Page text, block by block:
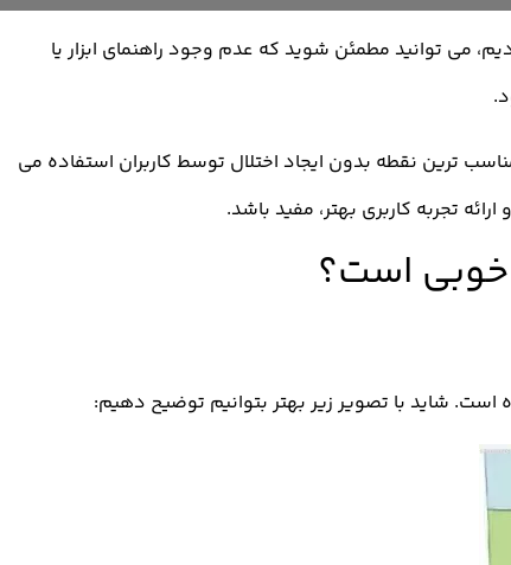
می توانید مطمئن شوید که عدم وجود راهنمای ابزار یا
ترین نقطه بدون ایجاد اختلال توسط کاربران استفاده می
تجربه کاربری بهتر، مفید باشد.
است. شاید با تصویر زیر بهتر بتوانیم توضیح دهیم: